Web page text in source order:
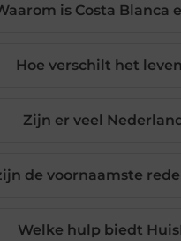
is Costa Blanca
Hoe verschilt het
Zijn er veel
de voornaamste
Welke hulp biedt